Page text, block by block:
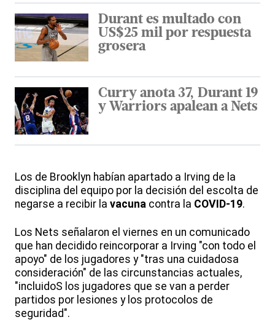
Durant es multado con
US$25 mil por respuesta
grosera
Curry anota 37, Durant 19
y Warriors apalean a Nets
Los de Brooklyn habían apartado a Irving de la
disciplina del equipo por la decisión del escolta de
negarse a recibir la vacuna contra la COVID-19.
Los Nets señalaron el viernes en un comunicado
que han decidido reincorporar a Irving "con todo el
apoyo" de los jugadores y "tras una cuidadosa
consideración" de las circunstancias actuales,
"incluidoS los jugadores que se van a perder
partidos por lesiones y los protocolos de
seguridad".